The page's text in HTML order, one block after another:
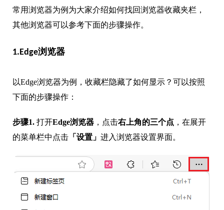
常用浏览器为例为大家介绍如何找回浏览器收藏夹栏，
其他浏览器可以参考下面的步骤操作。
1.Edge浏览器
以Edge浏览器为例，收藏栏隐藏了如何显示？可以按照
下面的步骤操作：
步骤1. 打开Edge浏览器 ，点击右上角的三个点 ，在展开
的菜单栏中点击 「设置」 进入浏览器设置界面。